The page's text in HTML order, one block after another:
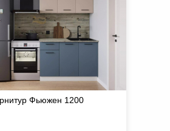
Фьюжен 1200